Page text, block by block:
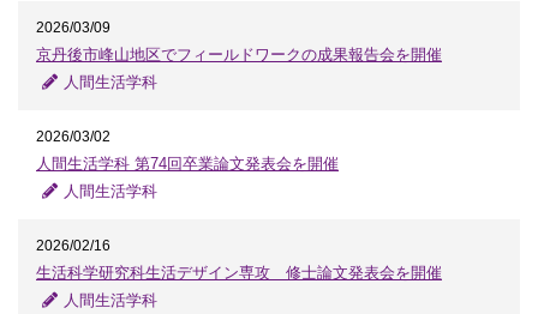
2026/03/09
京丹後市峰山地区でフィールドワークの成果報告会を開催
人間生活学科
2026/03/02
人間生活学科 第74回卒業論文発表会を開催
人間生活学科
2026/02/16
生活科学研究科生活デザイン専攻 修士論文発表会を開催
人間生活学科